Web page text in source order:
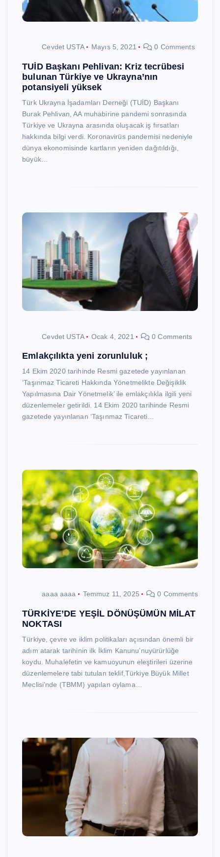
Cevdet USTA Mayıs 5, 2021 0 Comments
TUİD Başkanı Pehlivan: Kriz tecrübesi
bulunan Türkiye ve Ukrayna’nın
potansiyeli yüksek
Türk Ukrayna İşadamları Derneği (TUİD) Başkanı
Burak Pehlivan, AA muhabirine pandemi sonrasında
Türkiye ve Ukrayna arasında oluşacak iş fırsatları
hakkında bilgi verdi. Koronavirüs pandemisi nedeniyle
dünya ekonomisinde kartların yeniden dağıtıldığı,
büyük…
Cevdet USTA Ocak 4, 2021 0 Comments
Emlakçılıkta yeni zorunluluk ;
14 Ekim 2020 tarihinde Resmi gazetede yayınlanan
‘Taşınmaz Ticareti Hakkında Yönetmelikte Değişiklik
Yapılmasına Dair Yönetmelik’ ile emlakçılıkla ilgili yeni
düzenlemeler getirildi. 14 Ekim 2020 tarihinde Resmi
gazetede yayınlanan ‘Taşınmaz Ticareti…
aaaa aaaa Temmuz 11, 2025 0 Comments
TÜRKİYE’DE YEŞİL DÖNÜŞÜMÜN MİLAT
NOKTASI
Türkiye, çevre ve iklim politikaları açısından önemli bir
adım atarak tarihinin ilk İklim Kanunu’nuyürürlüğe
koydu. Muhalefetin ve kamuoyunun eleştirileri üzerine
düzenlemelere tabi tutulan teklif,Türkiye Büyük Millet
Meclisi’nde (TBMM) yapılan oylama…